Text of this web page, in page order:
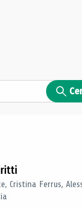
Cristina Ferrus,